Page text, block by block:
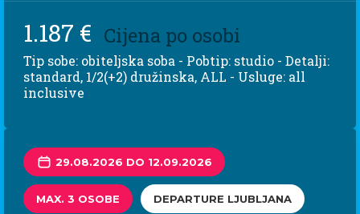
1.187 € Cijena po osobi
Tip sobe: obiteljska soba - Pobtip: studio - Detalji:
standard, 1/2(+2) družinska, ALL - Usluge: all
inclusive
29.08.2026 DO 12.09.2026
MAX. 3 OSOBE DEPARTURE LJUBLJANA